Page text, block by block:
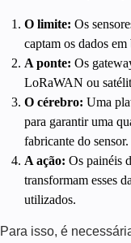
O limite: Os
captam os dados em
A ponte: Os
LoRaWAN ou
O cérebro: Uma
para garantir uma
fabricante do sensor.
A ação: Os painéis
transformam esses
utilizados.
Para isso, é